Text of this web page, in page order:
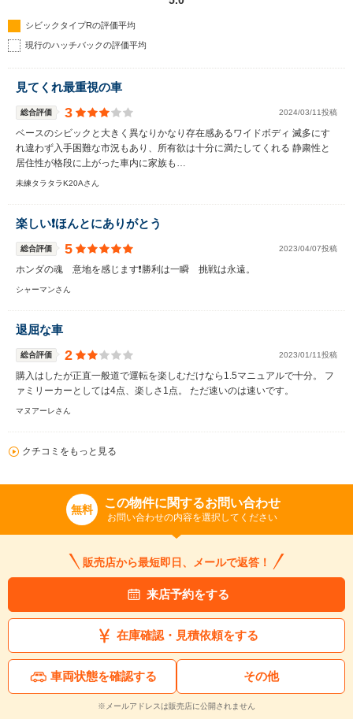
シビックタイプRの評価平均
現行のハッチバックの評価平均
見てくれ最重視の車
総合評価 3 2024/03/11投稿
ベースのシビックと大きく異なりかなり存在感あるワイドボディ 滅多にす
れ違わず入手困難な市況もあり、所有欲は十分に満たしてくれる 静粛性と
居住性が格段に上がった車内に家族も…
未練タラタラK20Aさん
楽しい❗️ほんとにありがとう
総合評価 5 2023/04/07投稿
ホンダの魂 意地を感じます❗️勝利は一瞬 挑戦は永遠。
シャーマンさん
退屈な車
総合評価 2 2023/01/11投稿
購入はしたが正直一般道で運転を楽しむだけなら1.5マニュアルで十分。 フ
ァミリーカーとしては4点、楽しさ1点。 ただ速いのは速いです。
マヌアーレさん
クチコミをもっと見る
無料 この物件に関するお問い合わせ
お問い合わせの内容を選択してください
販売店から最短即日、メールで返答！
来店予約をする
在庫確認・見積依頼をする
車両状態を確認する その他
※メールアドレスは販売店に公開されません